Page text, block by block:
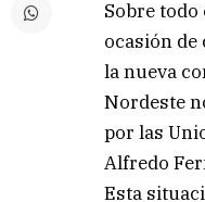
Sobre
ocasión de
la nueva
Nordeste
por las
Alfredo
Esta